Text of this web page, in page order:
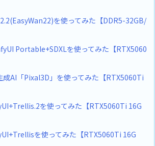
を使ってみた【DDR5-32GB/
Portable+SDXLを使ってみた【RTX5060
成AI「Pixal3D」を使ってみた【RTX5060Ti
を使ってみた【RTX5060Ti 16G
を使ってみた【RTX5060Ti 16G